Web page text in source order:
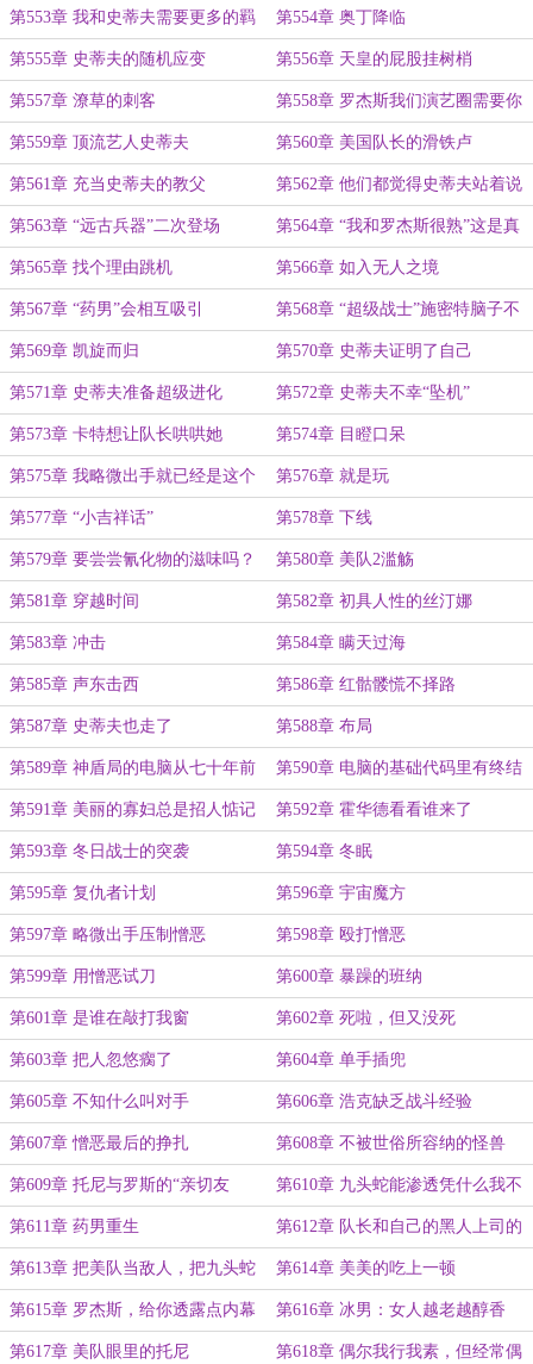
陶 手下
第553章 我和史蒂夫需要更多的羁
绊
第554章 奥丁降临
第555章 史蒂夫的随机应变 第556章 天皇的屁股挂树梢
第557章 潦草的刺客 第558章 罗杰斯我们演艺圈需要你
这样的有志青年
第559章 顶流艺人史蒂夫 第560章 美国队长的滑铁卢
第561章 充当史蒂夫的教父 第562章 他们都觉得史蒂夫站着说
话不腰疼
第563章 “远古兵器”二次登场 第564章 “我和罗杰斯很熟”这是真
的！
第565章 找个理由跳机 第566章 如入无人之境
第567章 “药男”会相互吸引 第568章 “超级战士”施密特脑子不
太行
第569章 凯旋而归 第570章 史蒂夫证明了自己
第571章 史蒂夫准备超级进化 第572章 史蒂夫不幸“坠机”
第573章 卡特想让队长哄哄她 第574章 目瞪口呆
第575章 我略微出手就已经是这个
分段的极限了
第576章 就是玩
第577章 “小吉祥话” 第578章 下线
第579章 要尝尝氰化物的滋味吗？
佐拉博士
第580章 美队2滥觞
第581章 穿越时间 第582章 初具人性的丝汀娜
第583章 冲击 第584章 瞒天过海
第585章 声东击西 第586章 红骷髅慌不择路
第587章 史蒂夫也走了 第588章 布局
第589章 神盾局的电脑从七十年前
被做局
第590章 电脑的基础代码里有终结
者的布局
第591章 美丽的寡妇总是招人惦记 第592章 霍华德看看谁来了
第593章 冬日战士的突袭 第594章 冬眠
第595章 复仇者计划 第596章 宇宙魔方
第597章 略微出手压制憎恶 第598章 殴打憎恶
第599章 用憎恶试刀 第600章 暴躁的班纳
第601章 是谁在敲打我窗 第602章 死啦，但又没死
第603章 把人忽悠瘸了 第604章 单手插兜
第605章 不知什么叫对手 第606章 浩克缺乏战斗经验
第607章 憎恶最后的挣扎 第608章 不被世俗所容纳的怪兽
第609章 托尼与罗斯的“亲切友
好”交流
第610章 九头蛇能渗透凭什么我不
能
第611章 药男重生 第612章 队长和自己的黑人上司的
小误会
第613章 把美队当敌人，把九头蛇
当亲爹
第614章 美美的吃上一顿
第615章 罗杰斯，给你透露点内幕
消息
第616章 冰男：女人越老越醇香
第617章 美队眼里的托尼 第618章 偶尔我行我素，但经常偶